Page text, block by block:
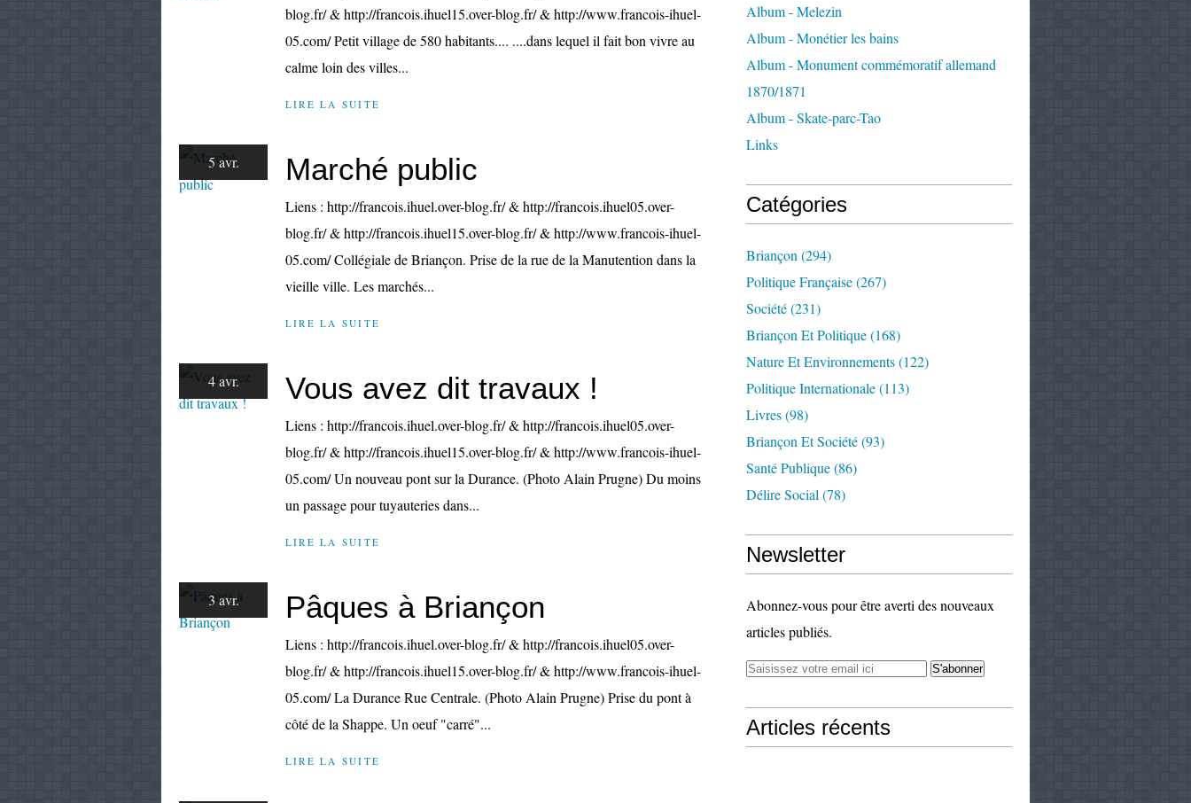
blog.fr/ & http://francois.ihuel15.over-blog.fr/ & http://www.francois-ihuel-
05.com/ Petit village de 580 habitants.... ....dans lequel il fait bon vivre au
calme loin des villes...
LIRE LA SUITE
5 avr. Marché public
Liens : http://francois.ihuel.over-blog.fr/ & http://francois.ihuel05.over-
blog.fr/ & http://francois.ihuel15.over-blog.fr/ & http://www.francois-ihuel-
05.com/ Collégiale de Briançon. Prise de la rue de la Manutention dans la
vieille ville. Les marchés...
LIRE LA SUITE
4 avr. Vous avez dit travaux !
Liens : http://francois.ihuel.over-blog.fr/ & http://francois.ihuel05.over-
blog.fr/ & http://francois.ihuel15.over-blog.fr/ & http://www.francois-ihuel-
05.com/ Un nouveau pont sur la Durance. (Photo Alain Prugne) Du moins
un passage pour tuyauteries dans...
LIRE LA SUITE
3 avr. Pâques à Briançon
Liens : http://francois.ihuel.over-blog.fr/ & http://francois.ihuel05.over-
blog.fr/ & http://francois.ihuel15.over-blog.fr/ & http://www.francois-ihuel-
05.com/ La Durance Rue Centrale. (Photo Alain Prugne) Prise du pont à
côté de la Shappe. Un oeuf "carré"...
LIRE LA SUITE
Album - Melezin
Album - Monétier les bains
Album - Monument commémoratif allemand
1870/1871
Album - Skate-parc-Tao
Links
Catégories
Briançon (294)
Politique Française(267)
Société(231)
Briançon Et Politique(168)
Nature Et Environnements(122)
Politique Internationale(113)
Livres(98)
Briançon Et Société(93)
Santé Publique(86)
Délire Social (78)
Newsletter
Abonnez-vous pour être averti des nouveaux
articles publiés.
Articles récents